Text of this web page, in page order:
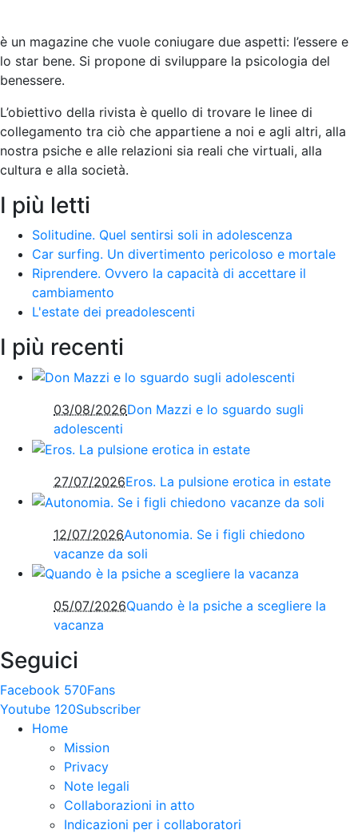
è un magazine che vuole coniugare due aspetti: l’essere e
lo star bene. Si propone di sviluppare la psicologia del
benessere.
L’obiettivo della rivista è quello di trovare le linee di
collegamento tra ciò che appartiene a noi e agli altri, alla
nostra psiche e alle relazioni sia reali che virtuali, alla
cultura e alla società.
I più letti
Solitudine. Quel sentirsi soli in adolescenza
Car surfing. Un divertimento pericoloso e mortale
Riprendere. Ovvero la capacità di accettare il
cambiamento
L'estate dei preadolescenti
I più recenti
03/08/2026Don Mazzi e lo sguardo sugli
adolescenti
27/07/2026Eros. La pulsione erotica in estate
12/07/2026Autonomia. Se i figli chiedono
vacanze da soli
05/07/2026Quando è la psiche a scegliere la
vacanza
Seguici
Facebook 570Fans
Youtube 120Subscriber
Home
Mission
Privacy
Note legali
Collaborazioni in atto
Indicazioni per i collaboratori